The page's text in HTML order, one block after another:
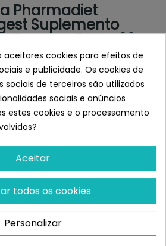
Pharmadiet
Suplemento
Perros y Gatos 30
MARY & TRUFA
Nevanto Mary & Trufa
HepatoShrooms Salud
aceitares cookies para efeitos de
e publicidade. Os cookies de
sociais de terceiros são utilizados
sociais e anúncios
estes cookies e o processamento
Aceitar
todos os cookies
Personalizar